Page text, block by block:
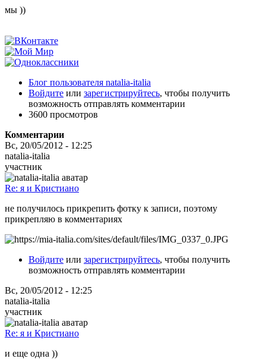
мы ))
Блог пользователя natalia-italia
Войдите или зарегистрируйтесь, чтобы получить
возможность отправлять комментарии
3600 просмотров
Комментарии
Вс, 20/05/2012 - 12:25
natalia-italia
участник
Re: я и Кристиано
не получилось прикрепить фотку к записи, поэтому
прикрепляю в комментариях
Войдите или зарегистрируйтесь, чтобы получить
возможность отправлять комментарии
Вс, 20/05/2012 - 12:25
natalia-italia
участник
Re: я и Кристиано
и еще одна ))